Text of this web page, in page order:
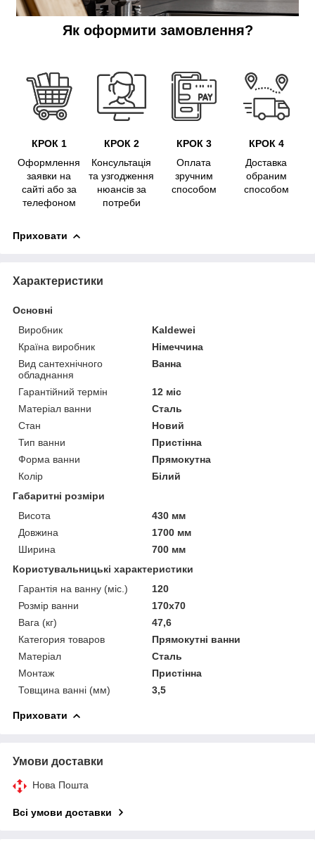
Як оформити замовлення?
КРОК 1
Оформлення
заявки на
сайті або за
телефоном
КРОК 2
Консультація
та узгодження
нюансів за
потреби
КРОК 3
Оплата
зручним
способом
КРОК 4
Доставка
обраним
способом
Приховати
Характеристики
Основні
Виробник
Kaldewei
Країна виробник
Німеччина
Вид сантехнічного
обладнання
Ванна
Гарантійний термін
12 міс
Матеріал ванни
Сталь
Стан
Новий
Тип ванни
Пристінна
Форма ванни
Прямокутна
Колір
Білий
Габаритні розміри
Висота
430 мм
Довжина
1700 мм
Ширина
700 мм
Користувальницькі характеристики
Гарантія на ванну (міс.)
120
Розмір ванни
170x70
Вага (кг)
47,6
Категория товаров
Прямокутні ванни
Матеріал
Сталь
Монтаж
Пристінна
Товщина ванні (мм)
3,5
Приховати
Умови доставки
Нова Пошта
Всі умови доставки